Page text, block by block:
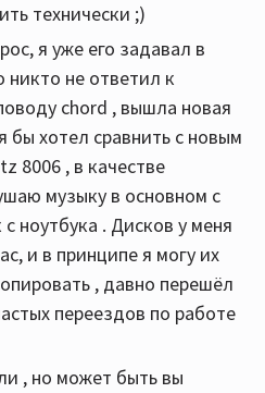
технически ;)
я уже его задавал в
никто не ответил к
chord , вышла новая
бы хотел сравнить с новым
8006 , в качестве
музыку в основном с
ноутбука . Дисков у меня
и в принципе я могу их
, давно перешёл
переездов по работе
, но может быть вы